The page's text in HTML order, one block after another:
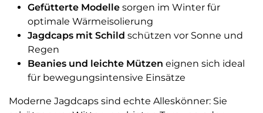
Gefütterte Modelle sorgen im Winter für
optimale Wärmeisolierung
Jagdcaps mit Schild schützen vor Sonne und
Regen
Beanies und leichte Mützen eignen sich ideal
für bewegungsintensive Einsätze
Moderne Jagdcaps sind echte Alleskönner: Sie